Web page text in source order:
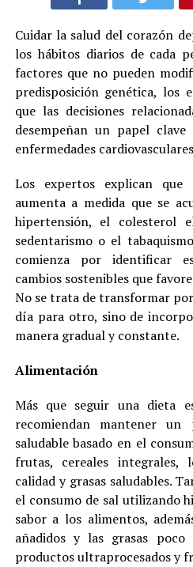
Cuidar la salud del corazón
los hábitos diarios de cada
factores que no pueden
predisposición genética, los
que las decisiones
desempeñan un papel
enfermedades
Los expertos explican que
aumenta a medida que se
hipertensión, el colesterol
sedentarismo o el
comienza por identificar
cambios sostenibles que
No se trata de transformar
día para otro, sino de
manera gradual y constante.
Alimentación
Más que seguir una dieta
recomiendan mantener
saludable basado en el
frutas, cereales integrales,
calidad y grasas saludables.
el consumo de sal utilizando
sabor a los alimentos,
añadidos y las grasas poco
productos ultraprocesados y